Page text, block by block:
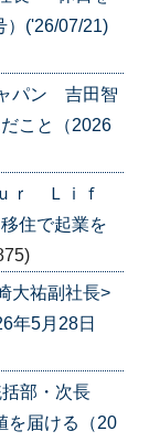
）('26/07/21)
パン 吉田智
こと（2026
ｒ Ｌｉｆ
住で起業を
大祐副社長>
年5月28日
括部・次長
届ける（20